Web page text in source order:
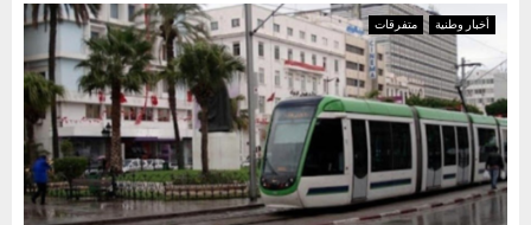
أخبار وطنية متفرقات